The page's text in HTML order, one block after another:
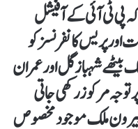
پی ٹی آئی کے آفیشل
اور پریس کانفرنسز کو
بیٹھے شہباز گل اور عمران
مرکوز رکھی جاتی
ملک موجود مخصوص